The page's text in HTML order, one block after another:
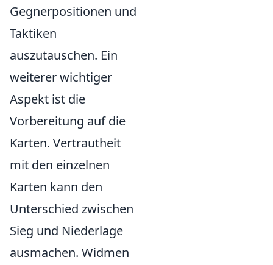
Gegnerpositionen und
Taktiken
auszutauschen. Ein
weiterer wichtiger
Aspekt ist die
Vorbereitung auf die
Karten. Vertrautheit
mit den einzelnen
Karten kann den
Unterschied zwischen
Sieg und Niederlage
ausmachen. Widmen